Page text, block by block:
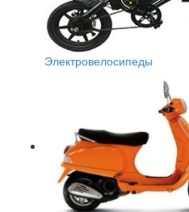
Электровелосипеды